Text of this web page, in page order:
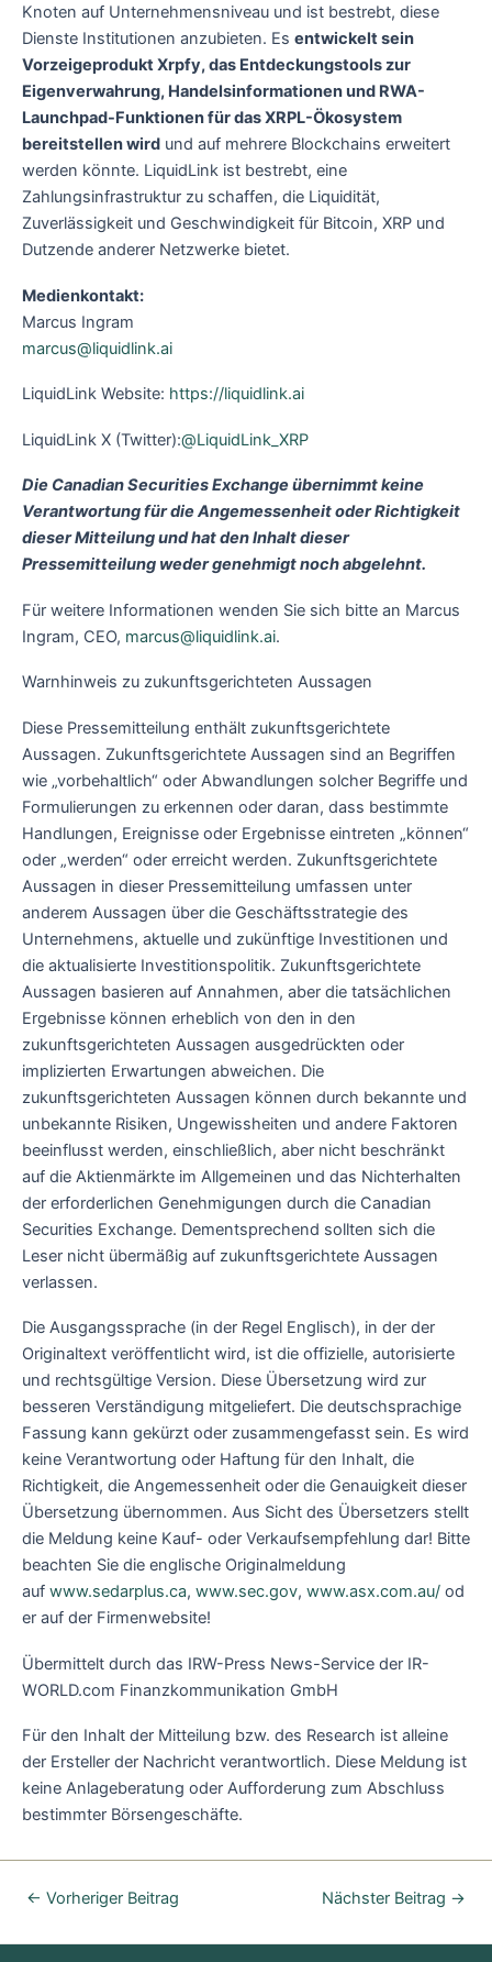
Knoten auf Unternehmensniveau und ist bestrebt, diese
Dienste Institutionen anzubieten. Es entwickelt sein
Vorzeigeprodukt Xrpfy, das Entdeckungstools zur
Eigenverwahrung, Handelsinformationen und RWA-
Launchpad-Funktionen für das XRPL-Ökosystem
bereitstellen wird und auf mehrere Blockchains erweitert
werden könnte. LiquidLink ist bestrebt, eine
Zahlungsinfrastruktur zu schaffen, die Liquidität,
Zuverlässigkeit und Geschwindigkeit für Bitcoin, XRP und
Dutzende anderer Netzwerke bietet.
Medienkontakt:
Marcus Ingram
marcus@liquidlink.ai
LiquidLink Website: https://liquidlink.ai
LiquidLink X (Twitter):@LiquidLink_XRP
Die Canadian Securities Exchange übernimmt keine
Verantwortung für die Angemessenheit oder Richtigkeit
dieser Mitteilung und hat den Inhalt dieser
Pressemitteilung weder genehmigt noch abgelehnt.
Für weitere Informationen wenden Sie sich bitte an Marcus
Ingram, CEO, marcus@liquidlink.ai.
Warnhinweis zu zukunftsgerichteten Aussagen
Diese Pressemitteilung enthält zukunftsgerichtete
Aussagen. Zukunftsgerichtete Aussagen sind an Begriffen
wie „vorbehaltlich“ oder Abwandlungen solcher Begriffe und
Formulierungen zu erkennen oder daran, dass bestimmte
Handlungen, Ereignisse oder Ergebnisse eintreten „können“
oder „werden“ oder erreicht werden. Zukunftsgerichtete
Aussagen in dieser Pressemitteilung umfassen unter
anderem Aussagen über die Geschäftsstrategie des
Unternehmens, aktuelle und zukünftige Investitionen und
die aktualisierte Investitionspolitik. Zukunftsgerichtete
Aussagen basieren auf Annahmen, aber die tatsächlichen
Ergebnisse können erheblich von den in den
zukunftsgerichteten Aussagen ausgedrückten oder
implizierten Erwartungen abweichen. Die
zukunftsgerichteten Aussagen können durch bekannte und
unbekannte Risiken, Ungewissheiten und andere Faktoren
beeinflusst werden, einschließlich, aber nicht beschränkt
auf die Aktienmärkte im Allgemeinen und das Nichterhalten
der erforderlichen Genehmigungen durch die Canadian
Securities Exchange. Dementsprechend sollten sich die
Leser nicht übermäßig auf zukunftsgerichtete Aussagen
verlassen.
Die Ausgangssprache (in der Regel Englisch), in der der
Originaltext veröffentlicht wird, ist die offizielle, autorisierte
und rechtsgültige Version. Diese Übersetzung wird zur
besseren Verständigung mitgeliefert. Die deutschsprachige
Fassung kann gekürzt oder zusammengefasst sein. Es wird
keine Verantwortung oder Haftung für den Inhalt, die
Richtigkeit, die Angemessenheit oder die Genauigkeit dieser
Übersetzung übernommen. Aus Sicht des Übersetzers stellt
die Meldung keine Kauf- oder Verkaufsempfehlung dar! Bitte
beachten Sie die englische Originalmeldung
auf www.sedarplus.ca, www.sec.gov, www.asx.com.au/ od
er auf der Firmenwebsite!
Übermittelt durch das IRW-Press News-Service der IR-
WORLD.com Finanzkommunikation GmbH
Für den Inhalt der Mitteilung bzw. des Research ist alleine
der Ersteller der Nachricht verantwortlich. Diese Meldung ist
keine Anlageberatung oder Aufforderung zum Abschluss
bestimmter Börsengeschäfte.
← Vorheriger Beitrag Nächster Beitrag →